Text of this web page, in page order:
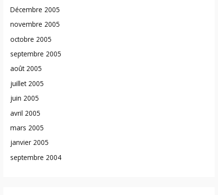
Décembre 2005
novembre 2005
octobre 2005
septembre 2005
août 2005
juillet 2005
juin 2005
avril 2005
mars 2005
janvier 2005
septembre 2004